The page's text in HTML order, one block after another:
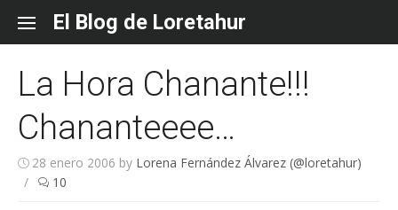
content
El Blog de Loretahur
La Hora Chanante!!!
Chananteeee…
28 enero 2006 by Lorena Fernández Álvarez (@loretahur)
/
10